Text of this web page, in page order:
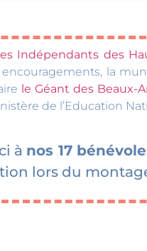
Indépendants des
la
le Géant des Beaux-
de l’Education
à nos 17
lors du